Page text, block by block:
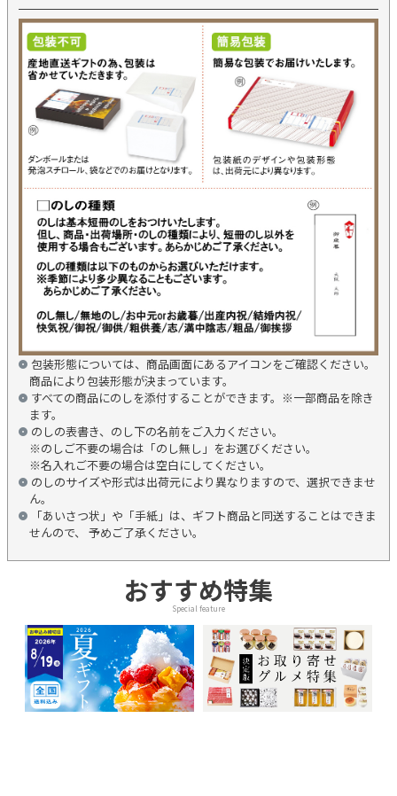
包装形態については、商品画面にあるアイコンをご確認ください。
商品により包装形態が決まっています。
すべての商品にのしを添付することができます。※一部商品を除き
ます。
のしの表書き、のし下の名前をご入力ください。
※のしご不要の場合は「のし無し」をお選びください。
※名入れご不要の場合は空白にしてください。
のしのサイズや形式は出荷元により異なりますので、選択できませ
ん。
「あいさつ状」や「手紙」は、ギフト商品と同送することはできま
せんので、 予めご了承ください。
おすすめ特集
Special feature